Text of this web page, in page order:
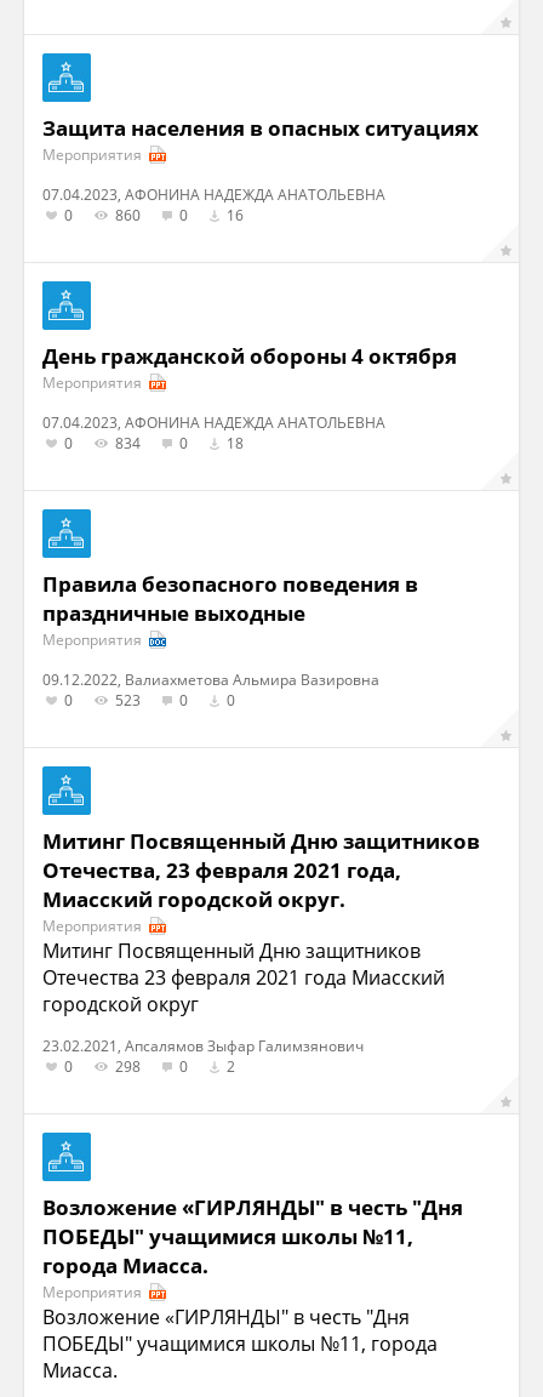
Защита населения в опасных ситуациях
Мероприятия
07.04.2023, АФОНИНА НАДЕЖДА АНАТОЛЬЕВНА
0
860 0 16
День гражданской обороны 4 октября
Мероприятия
07.04.2023, АФОНИНА НАДЕЖДА АНАТОЛЬЕВНА
0
834 0 18
Правила безопасного поведения в
праздничные выходные
Мероприятия
09.12.2022, Валиахметова Альмира Вазировна
0
523 0 0
Митинг Посвященный Дню защитников
Отечества, 23 февраля 2021 года,
Миасский городской округ.
Мероприятия
Митинг Посвященный Дню защитников
Отечества 23 февраля 2021 года Миасский
городской округ
23.02.2021, Апсалямов Зыфар Галимзянович
0
298 0 2
Возложение «ГИРЛЯНДЫ" в честь "Дня
ПОБЕДЫ" учащимися школы №11,
города Миасса.
Мероприятия
Возложение «ГИРЛЯНДЫ" в честь "Дня
ПОБЕДЫ" учащимися школы №11, города
Миасса.